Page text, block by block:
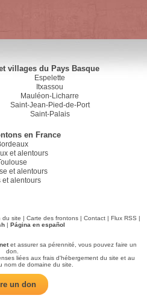
villages du Pays Basque
Espelette
Itxassou
Mauléon-Licharre
Saint-Jean-Pied-de-Port
Saint-Palais
en France
et alentours
et alentours
et alentours
du site | Carte des frontons| Contact| Flux RSS |
| Página en español
et assurer sa pérennité, vous pouvez faire un
don.
liées aux frais d'hébergement du site et au
nom de domaine du site.
un don